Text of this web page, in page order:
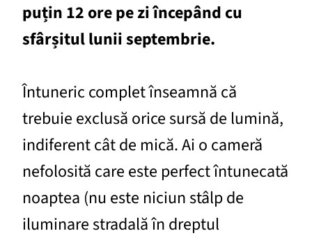
puțin 12 ore pe zi începând cu
sfârșitul lunii septembrie.
Întuneric complet înseamnă că
trebuie exclusă orice sursă de lumină,
indiferent cât de mică. Ai o cameră
nefolosită care este perfect întunecată
noaptea (nu este niciun stâlp de
iluminare stradală în dreptul